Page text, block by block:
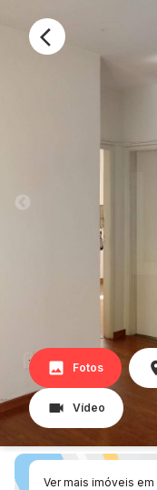
Fotos
Vídeo
Ver mais imóveis em